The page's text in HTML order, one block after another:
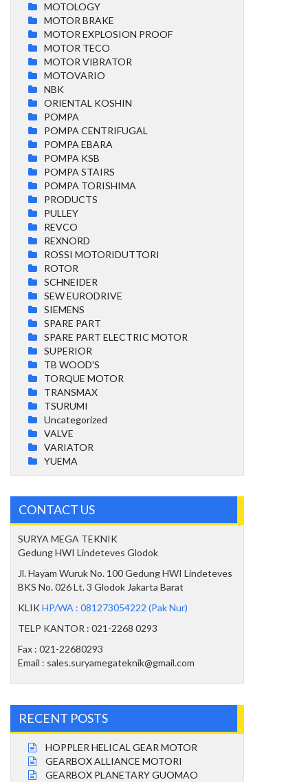
MOTOLOGY
MOTOR BRAKE
MOTOR EXPLOSION PROOF
MOTOR TECO
MOTOR VIBRATOR
MOTOVARIO
NBK
ORIENTAL KOSHIN
POMPA
POMPA CENTRIFUGAL
POMPA EBARA
POMPA KSB
POMPA STAIRS
POMPA TORISHIMA
PRODUCTS
PULLEY
REVCO
REXNORD
ROSSI MOTORIDUTTORI
ROTOR
SCHNEIDER
SEW EURODRIVE
SIEMENS
SPARE PART
SPARE PART ELECTRIC MOTOR
SUPERIOR
TB WOOD'S
TORQUE MOTOR
TRANSMAX
TSURUMI
Uncategorized
VALVE
VARIATOR
YUEMA
CONTACT US
SURYA MEGA TEKNIK
Gedung HWI Lindeteves Glodok
Jl. Hayam Wuruk No. 100 Gedung HWI Lindeteves
BKS No. 026 Lt. 3 Glodok Jakarta Barat
KLIKHP/WA : 081273054222 (Pak Nur)
TELP KANTOR : 021-2268 0293
Fax : 021-22680293
Email : sales.suryamegateknik@gmail.com
RECENT POSTS
HOPPLER HELICAL GEAR MOTOR
GEARBOX ALLIANCE MOTORI
GEARBOX PLANETARY GUOMAO